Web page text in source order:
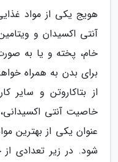
هویج یکی از مواد
خام، پخته و یا به
برای بدن به همراه
از بتاکاروتن و سایر
خاصیت آنتی
عنوان یکی از بهترین
شود. در زیر تعدادی